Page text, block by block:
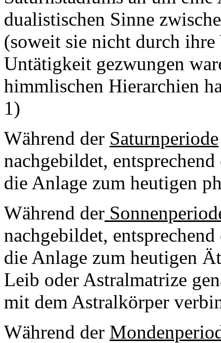
dualistischen Sinne
(soweit sie nicht durch
Untätigkeit gezwungen
himmlischen Hierarchien
1)
Während der Saturnperiode
nachgebildet,
die Anlage zum heutigen
Während der
nachgebildet,
die Anlage zum heutigen
Leib oder Astralmatrize
mit dem Astralkörper
Während der